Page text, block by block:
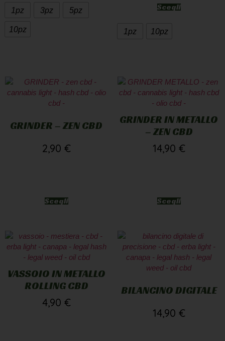
1pz 3pz 5pz
10pz
Scegli
1pz 10pz
GRINDER – ZEN CBD
2,90 €
Scegli
GRINDER IN METALLO
– ZEN CBD
14,90 €
Scegli
VASSOIO IN METALLO
ROLLING CBD
4,90 €
BILANCINO DIGITALE
14,90 €